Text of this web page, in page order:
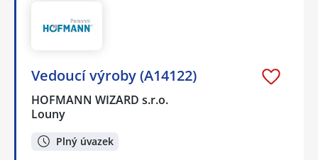
Vedoucí výroby (A14122)
HOFMANN WIZARD s.r.o.
Louny
Plný úvazek